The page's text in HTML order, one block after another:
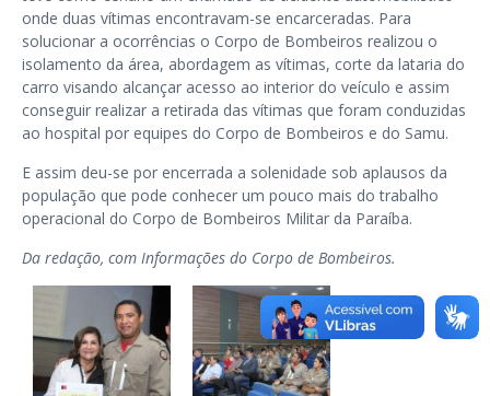
onde duas vítimas encontravam-se encarceradas. Para
solucionar a ocorrências o Corpo de Bombeiros realizou o
isolamento da área, abordagem as vítimas, corte da lataria do
carro visando alcançar acesso ao interior do veículo e assim
conseguir realizar a retirada das vítimas que foram conduzidas
ao hospital por equipes do Corpo de Bombeiros e do Samu.
E assim deu-se por encerrada a solenidade sob aplausos da
população que pode conhecer um pouco mais do trabalho
operacional do Corpo de Bombeiros Militar da Paraíba.
Da redação, com Informações do Corpo de Bombeiros.